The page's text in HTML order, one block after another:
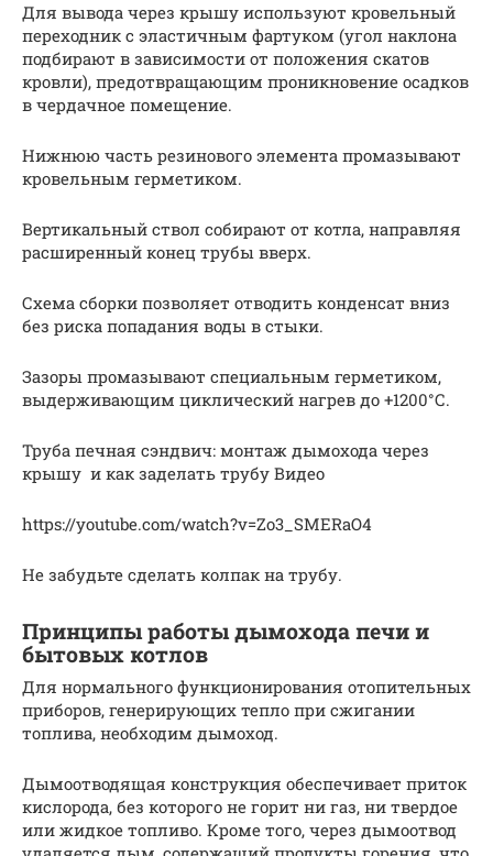
Для вывода через крышу используют кровельный
переходник с эластичным фартуком (угол наклона
подбирают в зависимости от положения скатов
кровли), предотвращающим проникновение осадков
в чердачное помещение.
Нижнюю часть резинового элемента промазывают
кровельным герметиком.
Вертикальный ствол собирают от котла, направляя
расширенный конец трубы вверх.
Схема сборки позволяет отводить конденсат вниз
без риска попадания воды в стыки.
Зазоры промазывают специальным герметиком,
выдерживающим циклический нагрев до +1200°С.
Труба печная сэндвич: монтаж дымохода через
крышу и как заделать трубу Видео
https://youtube.com/watch?v=Zo3_SMERaO4
Не забудьте сделать колпак на трубу.
Принципы работы дымохода печи и
бытовых котлов
Для нормального функционирования отопительных
приборов, генерирующих тепло при сжигании
топлива, необходим дымоход.
Дымоотводящая конструкция обеспечивает приток
кислорода, без которого не горит ни газ, ни твердое
или жидкое топливо. Кроме того, через дымоотвод